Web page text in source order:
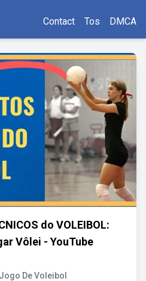
Contact Tos DMCA
do VOLEIBOL:
Vôlei - YouTube
De Voleibol